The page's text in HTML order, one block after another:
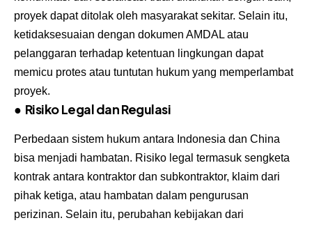
proyek dapat ditolak oleh masyarakat sekitar. Selain itu,
ketidaksesuaian dengan dokumen AMDAL atau
pelanggaran terhadap ketentuan lingkungan dapat
memicu protes atau tuntutan hukum yang memperlambat
proyek.
● Risiko Legal dan Regulasi
Perbedaan sistem hukum antara Indonesia dan China
bisa menjadi hambatan. Risiko legal termasuk sengketa
kontrak antara kontraktor dan subkontraktor, klaim dari
pihak ketiga, atau hambatan dalam pengurusan
perizinan. Selain itu, perubahan kebijakan dari